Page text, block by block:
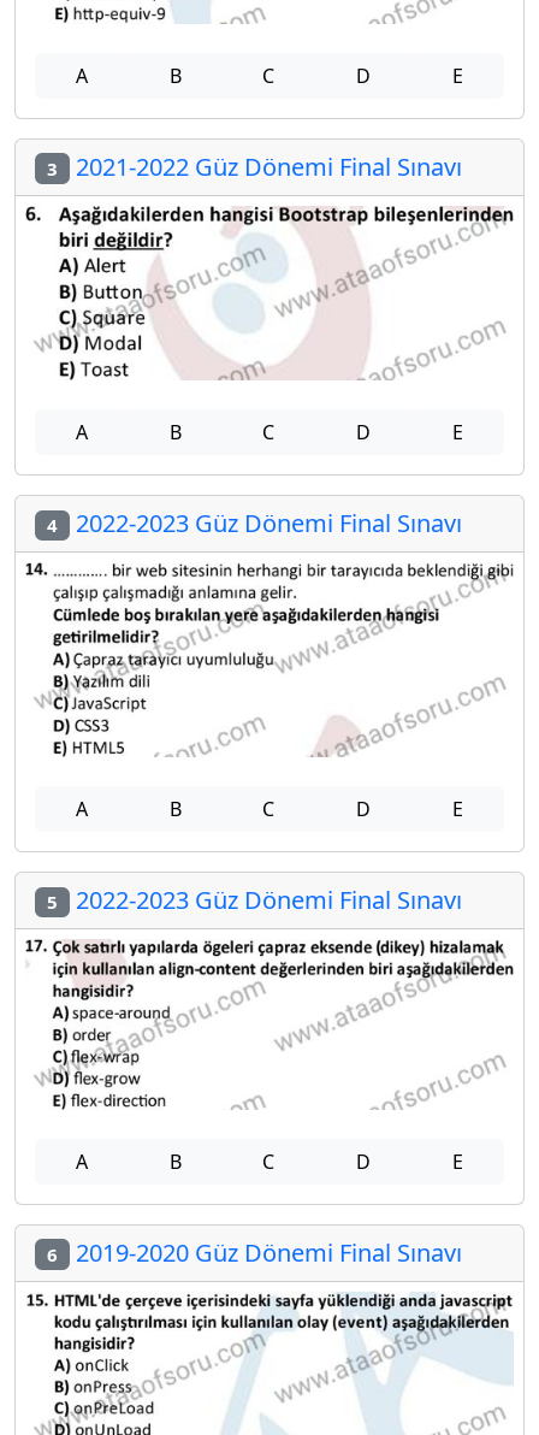
A B C D E
3 2021-2022 Güz Dönemi Final Sınavı
A B C D E
4 2022-2023 Güz Dönemi Final Sınavı
A B C D E
5 2022-2023 Güz Dönemi Final Sınavı
A B C D E
6 2019-2020 Güz Dönemi Final Sınavı